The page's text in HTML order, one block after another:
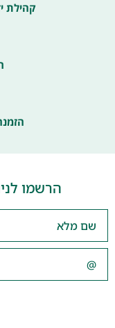
קהילת
הרשמו